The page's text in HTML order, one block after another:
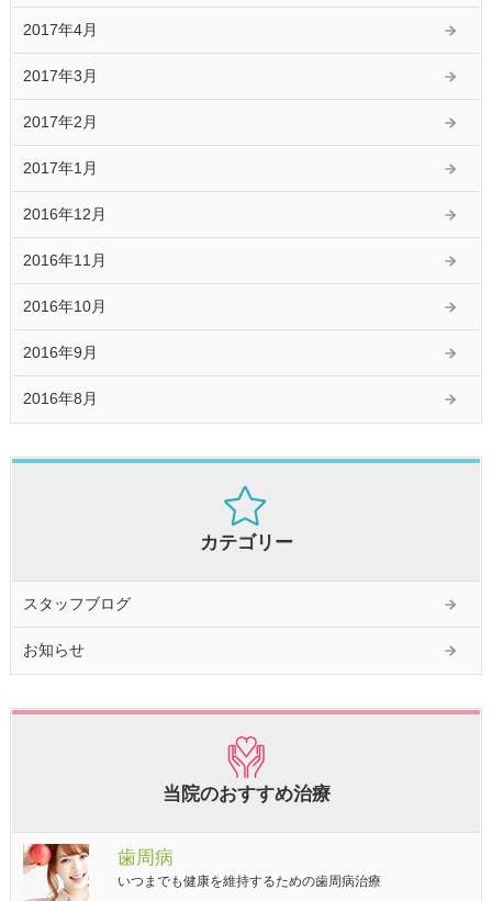
2017年4月
2017年3月
2017年2月
2017年1月
2016年12月
2016年11月
2016年10月
2016年9月
2016年8月
カテゴリー
スタッフブログ
お知らせ
当院のおすすめ治療
歯周病
いつまでも健康を維持するための歯周病治療